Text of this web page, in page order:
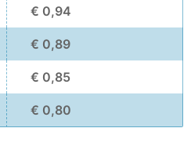
€ 0,94
€ 0,89
€ 0,85
€ 0,80